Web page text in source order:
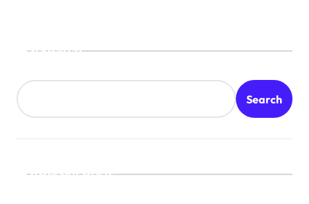
Search
Search
Recent Posts